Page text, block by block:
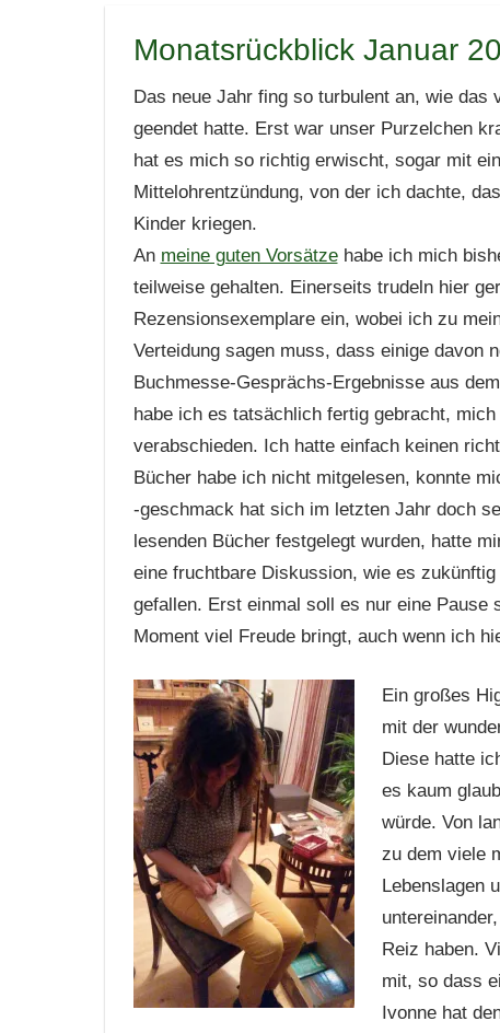
Monatsrückblick Januar
Das neue Jahr fing so turbulent an, wie das
geendet hatte. Erst war unser Purzelchen
hat es mich so richtig erwischt, sogar mit
Mittelohrentzündung, von der ich dachte,
Kinder kriegen.
An meine guten Vorsätzehabe ich mich
teilweise gehalten. Einerseits trudeln hier
Rezensionsexemplare ein, wobei ich zu
Verteidung sagen muss, dass einige davon
Buchmesse-Gesprächs-Ergebnisse aus
habe ich es tatsächlich fertig gebracht,
verabschieden. Ich hatte einfach keinen
Bücher habe ich nicht mitgelesen, konnte
-geschmack hat sich im letzten Jahr doch
lesenden Bücher festgelegt wurden, hatte
eine fruchtbare Diskussion, wie es
gefallen. Erst einmal soll es nur eine Pause
Moment viel Freude bringt, auch wenn ich
Ein großes
mit der
Diese hatte
es kaum
würde. Von
zu dem viele
Lebenslagen
Reiz haben.
mit, so dass
Ivonne hat